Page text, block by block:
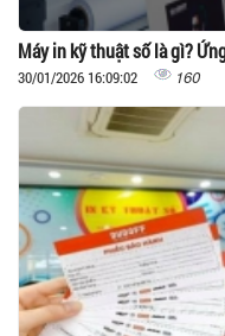
Máy in kỹ thuật số là gì?
30/01/2026 16:09:02 160